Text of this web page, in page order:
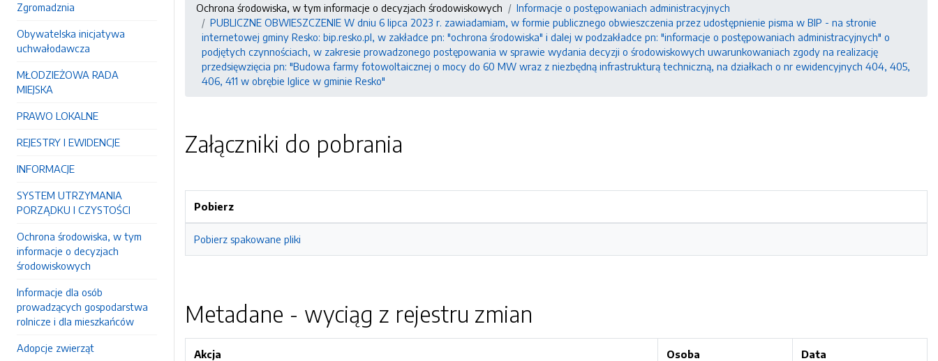
Zgromadznia
Obywatelska inicjatywa
uchwałodawcza
MŁODZIEŻOWA RADA
MIEJSKA
PRAWO LOKALNE
REJESTRY I EWIDENCJE
INFORMACJE
SYSTEM UTRZYMANIA
PORZĄDKU I CZYSTOŚCI
Ochrona środowiska, w tym
informacje o decyzjach
środowiskowych
Informacje dla osób
prowadzących gospodarstwa
rolnicze i dla mieszkańców
Adopcje zwierząt
Ochrona środowiska, w tym informacje o decyzjach środowiskowych
Informacje o postępowaniach administracyjnych
PUBLICZNE OBWIESZCZENIE W dniu 6 lipca 2023 r. zawiadamiam, w formie publicznego obwieszczenia przez udostępnienie pisma w BIP - na stronie
internetowej gminy Resko: bip.resko.pl, w zakładce pn: "ochrona środowiska" i dalej w podzakładce pn: "informacje o postępowaniach administracyjnych" o
podjętych czynnościach, w zakresie prowadzonego postępowania w sprawie wydania decyzji o środowiskowych uwarunkowaniach zgody na realizację
przedsięwzięcia pn: "Budowa farmy fotowoltaicznej o mocy do 60 MW wraz z niezbędną infrastrukturą techniczną, na działkach o nr ewidencyjnych 404, 405,
406, 411 w obrębie Iglice w gminie Resko"
Załączniki do pobrania
Pobierz
Pobierz spakowane pliki
Metadane - wyciąg z rejestru zmian
Akcja Osoba Data